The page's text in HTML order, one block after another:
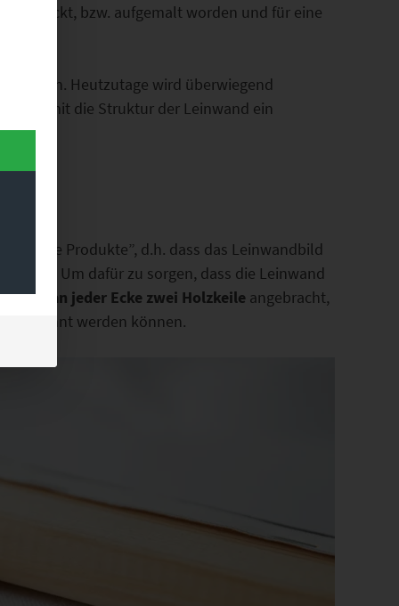
bzw. aufgemalt worden und für eine
Heutzutage wird überwiegend
somit die Struktur der Leinwand ein
Produkte”, d.h. dass das Leinwandbild
sind. Um dafür zu sorgen, dass die Leinwand
an jeder Ecke zwei Holzkeileangebracht,
werden können.